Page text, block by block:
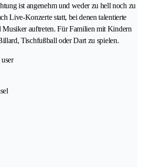
ist angenehm und weder zu hell noch zu
Live-Konzerte statt, bei denen talentierte
Musiker auftreten. Für Familien mit Kindern
Tischfußball oder Dart zu spielen.